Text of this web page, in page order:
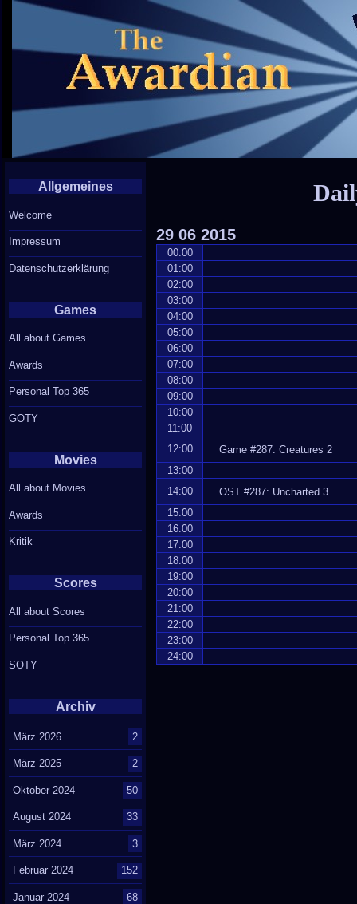
29 06 2015
00:00
01:00
02:00
03:00
04:00
05:00
06:00
07:00
08:00
09:00
10:00
11:00
12:00
Game #287: Creatures 2
13:00
14:00
OST #287: Uncharted 3
15:00
16:00
17:00
18:00
19:00
20:00
21:00
22:00
23:00
24:00
Allgemeines
Welcome
Impressum
Datenschutzerklärung
Games
All about Games
Awards
Personal Top 365
GOTY
Movies
All about Movies
Awards
Kritik
Scores
All about Scores
Personal Top 365
SOTY
Archiv
März 2026 2
März 2025 2
Oktober 2024 50
August 2024 33
März 2024 3
Februar 2024 152
Januar 2024 68